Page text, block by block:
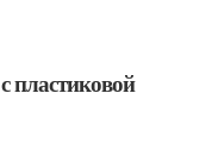
пластиковой